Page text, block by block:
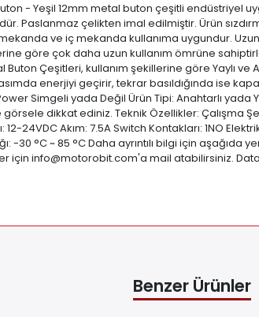
Buton - Yeşil 12mm metal buton çeşitli
Paslanmaz çelikten imal edilmiştir. Ürün
ve iç mekanda kullanıma uygundur.
göre çok daha uzun kullanım ömrüne
Çeşitleri, kullanım şekillerine göre Yaylı ve
enerjiyi geçirir, tekrar basıldığında ise
Power Simgeli yada Değil Ürün Tipi:
dikkat ediniz. Teknik Özellikler: Çalışma
12-24VDC Akım: 7.5A Switch Kontakları: 1NO
-30 °C ~ 85 °C Daha ayrıntılı bilgi için aşağıda
içininfo@motorobit.com'a mail atabilirsiniz.
Benzer Ürünler